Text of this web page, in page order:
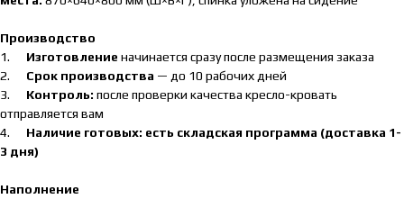
Производство
1. Изготовление начинается сразу после размещения заказа
2. Срок производства — до 10 рабочих дней
3. Контроль: после проверки качества кресло-кровать
отправляется вам
4. Наличие готовых: есть складская программа (доставка 1-
3 дня)
Наполнение